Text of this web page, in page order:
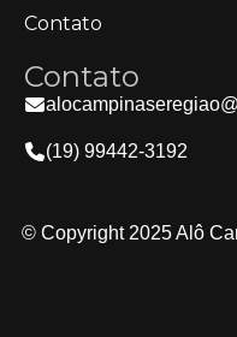
Contato
Contato
(19) 99442-3192
© Copyright 2025 Alô